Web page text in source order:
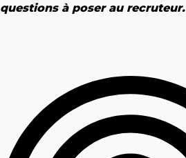
questions à poser au recruteur.